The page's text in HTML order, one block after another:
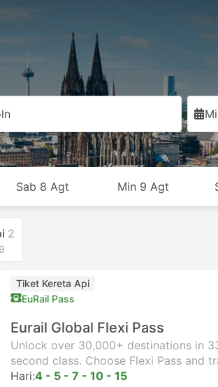
Sab 8 Agt Min 9 Agt
2
Tiket Kereta Api
EuRail Pass
Eurail Global Flexi Pass
Unlock over 30,000+ destinations in
second class. Choose Flexi Pass and
Hari:4 - 5 - 7 - 10 - 15